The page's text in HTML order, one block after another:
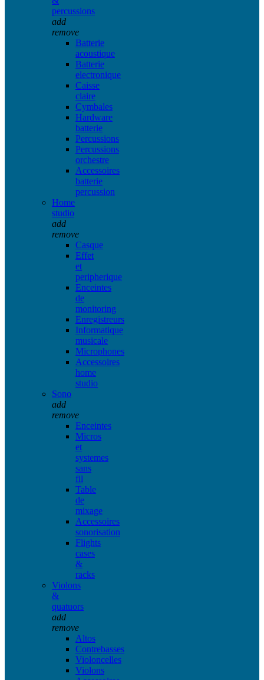
percussions
add
remove
Batterie
acoustique
Batterie
electronique
Caisse
claire
Cymbales
Hardware
batterie
Percussions
Percussions
orchestre
Accessoires
batterie
percussion
Home
studio
add
remove
Casque
Effet
et
peripherique
Enceintes
de
monitoring
Enregistreurs
Informatique
musicale
Microphones
Accessoires
home
studio
Sono
add
remove
Enceintes
Micros
et
systemes
sans
fil
Table
de
mixage
Accessoires
sonorisation
Flights
cases
&
racks
Violons
&
quatuors
add
remove
Altos
Contrebasses
Violoncelles
Violons